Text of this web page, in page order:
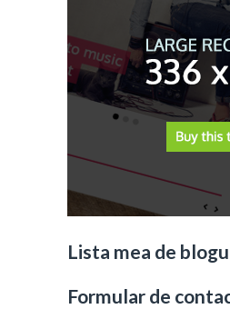
Lista mea de
Formular de